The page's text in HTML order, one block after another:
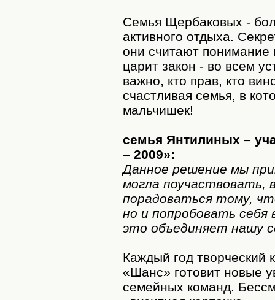
Семья Щербаковых -
активного отдыха.
они считают
царит закон - во всем
важно, кто прав, кто
счастливая семья, в
мальчишек!
семья Янтилиных –
– 2009»:
Данное решение мы
могла поучаствовать,
порадоваться тому,
но и попробовать себя
это объединяет нашу
Каждый год творческий
«Шанс» готовит новые
семейных команд.